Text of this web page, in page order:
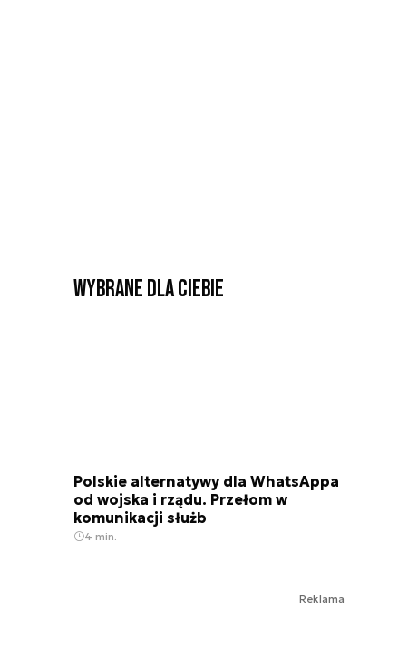
Wybrane dla Ciebie
Polskie alternatywy dla WhatsAppa
od wojska i rządu. Przełom w
komunikacji służb
4 min.
Reklama